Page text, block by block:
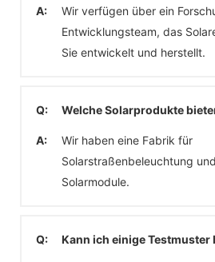
A:
Wir verfügen über ein
Entwicklungsteam, das
Sie entwickelt und herstellt.
Q: Welche Solarprodukte
A:
Wir haben eine Fabrik für
Solarstraßenbeleuchtung
Solarmodule.
Q: Kann ich einige Testmuster